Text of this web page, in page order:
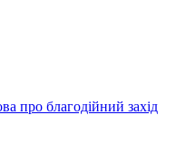
про благодійний захід